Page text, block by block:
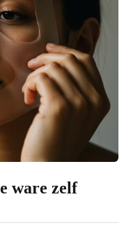
ware zelf